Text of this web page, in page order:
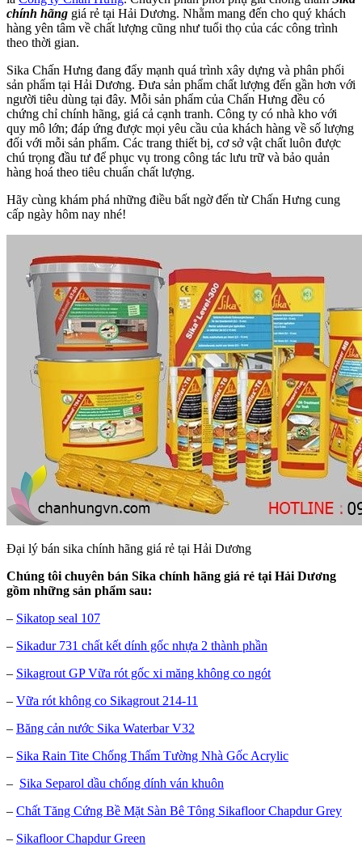
chính hãng giá rẻ tại Hải Dương. Nhằm mang đến cho quý khách
hàng yên tâm về chất lượng cũng như tuổi thọ của các công trình
theo thời gian.
Sika Chấn Hưng đang đẩy mạnh quá trình xây dựng và phân phối
sản phẩm tại Hải Dương. Đưa sản phẩm chất lượng đến gần hơn với
người tiêu dùng tại đây. Mỗi sản phẩm của Chấn Hưng đều có
chứng chỉ chính hãng, giá cả cạnh tranh. Công ty có nhà kho với
quy mô lớn; đáp ứng được mọi yêu cầu của khách hàng về số lượng
đối với mỗi sản phẩm. Các trang thiết bị, cơ sở vật chất luôn được
chú trọng đầu tư để phục vụ trong công tác lưu trữ và bảo quản
hàng hoá theo tiêu chuẩn chất lượng.
Hãy cùng khám phá những điều bất ngờ đến từ Chấn Hưng cung
cấp ngày hôm nay nhé!
Đại lý bán sika chính hãng giá rẻ tại Hải Dương
Chúng tôi chuyên bán Sika chính hãng giá rẻ tại Hải Dương
gồm những sản phẩm sau:
– Sikatop seal 107
– Sikadur 731 chất kết dính gốc nhựa 2 thành phần
– Sikagrout GP Vữa rót gốc xi măng không co ngót
– Vữa rót không co Sikagrout 214-11
– Băng cản nước Sika Waterbar V32
– Sika Rain Tite Chống Thấm Tường Nhà Gốc Acrylic
– Sika Separol dầu chống dính ván khuôn
– Chất Tăng Cứng Bề Mặt Sàn Bê Tông Sikafloor Chapdur Grey
– Sikafloor Chapdur Green